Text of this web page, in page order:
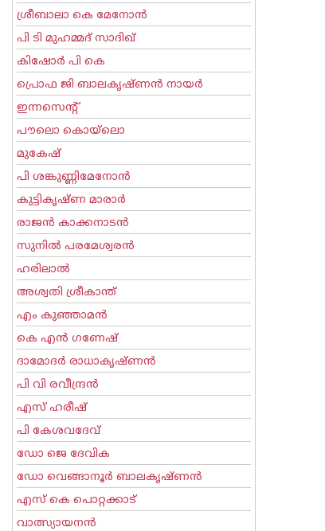
ശ്രീബാലാ കെ മേനോന്‍
പി ടി മുഹമ്മദ് സാദിഖ്‌
കിഷോർ പി കെ
പ്രൊഫ ജി ബാലകൃഷ്ണന്‍ നായര്‍
ഇന്നസെന്റ്‌
പൗലൊ കൊയ്ലൊ
മുകേഷ്
പി ശങ്കുണ്ണിമേനോന്‍
കുട്ടികൃഷ്ണ മാരാര്‍
രാജന്‍ കാക്കനാടന്‍
സുനില്‍ പരമേശ്വരന്‍
ഹരിലാല്‍
അശ്വതി ശ്രീകാന്ത്
എം കുഞ്ഞാമന്‍
കെ എന്‍ ഗണേഷ്
ദാമോദർ രാധാകൃഷ്ണൻ
പി വി രവീന്ദ്രന്‍
എസ് ഹരീഷ്
പി കേശവദേവ്‌
ഡോ ജെ ദേവിക
ഡോ വെങ്ങാനൂര്‍ ബാലകൃഷ്ണന്‍
എസ്‌ കെ പൊറ്റക്കാട്‌
വാത്സ്യായനന്‍